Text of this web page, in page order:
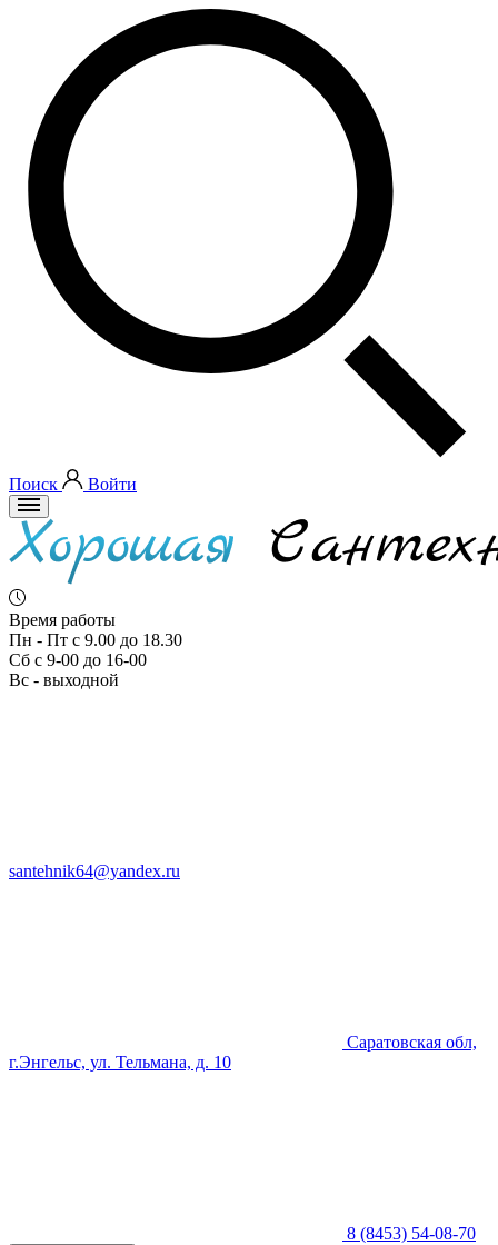
Поиск Войти
Время работы
Пн - Пт с 9.00 до 18.30
Сб с 9-00 до 16-00
Вс - выходной
santehnik64@yandex.ru
Саратовская обл,
г.Энгельс, ул. Тельмана, д. 10
8 (8453) 54-08-70